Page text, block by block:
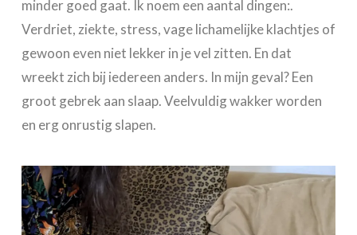
minder goed gaat. Ik noem een aantal dingen:.
Verdriet, ziekte, stress, vage lichamelijke klachtjes of
gewoon even niet lekker in je vel zitten. En dat
wreekt zich bij iedereen anders. In mijn geval? Een
groot gebrek aan slaap. Veelvuldig wakker worden
en erg onrustig slapen.